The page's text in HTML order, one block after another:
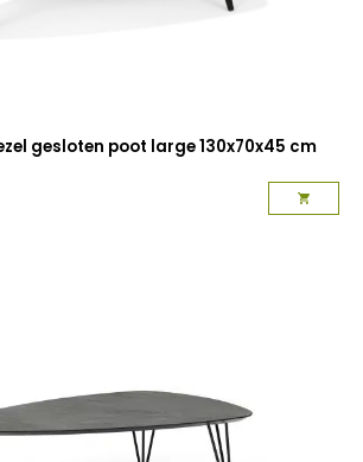
gesloten poot large 130x70x45 cm